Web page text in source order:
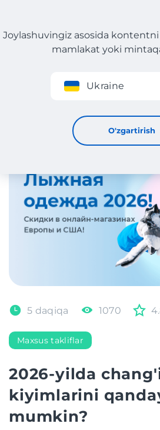
Roʻyxatdan oʻtish
Joylashuvingiz asosida
mamlakat yoki
Ukraine
O'zgartirish
2026-yilda chang'i kiyimlarini
5 daqiqa 1070
Maxsus takliflar
2026-yilda
kiyimlarini
mumkin?